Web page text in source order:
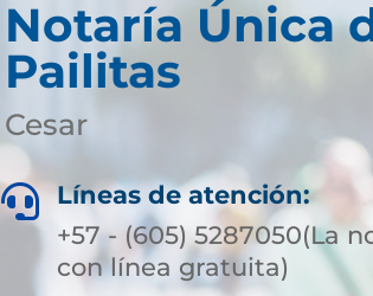
Notaría Única
Pailitas
Cesar
 Líneas de atención:
+57 - (605) 5287050(La
con línea gratuita)